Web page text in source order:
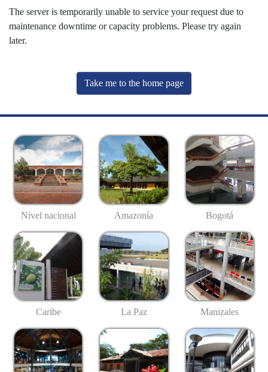
The server is temporarily unable to service your request due to
maintenance downtime or capacity problems. Please try again
later.
Take me to the home page
Nivel nacional Amazonía Bogotá
Caribe La Paz Manizales